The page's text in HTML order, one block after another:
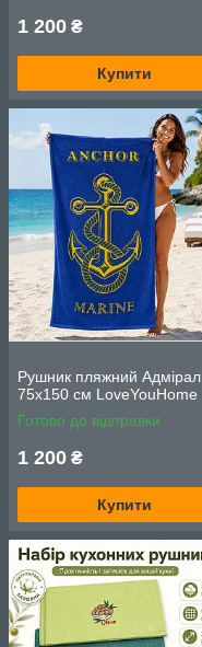
1 200 ₴
Купити
Рушник пляжний Адмірал
75х150 см LoveYouHome
Готово до відправки
1 200 ₴
Купити